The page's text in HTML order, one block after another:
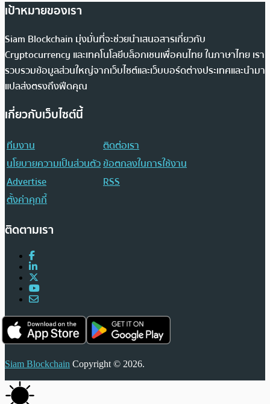
เป้าหมายของเรา
Siam Blockchain มุ่งมั่นที่จะช่วยนำเสนอสารเกี่ยวกับ
Cryptocurrency และเทคโนโลยีบล็อกเชนเพื่อคนไทย ในภาษาไทย เรา
รวบรวมข้อมูลส่วนใหญ่จากเว็บไซต์และเว็บบอร์ดต่างประเทศและนำมา
แปลส่งตรงถึงฟีดคุณ
เกี่ยวกับเว็บไซต์นี้
ทีมงาน
ติดต่อเรา
นโยบายความเป็นส่วนตัวข้อตกลงในการใช้งาน
Advertise
RSS
ตั้งค่าคุกกี้
ติดตามเรา
Siam Blockchain Copyright © 2026.